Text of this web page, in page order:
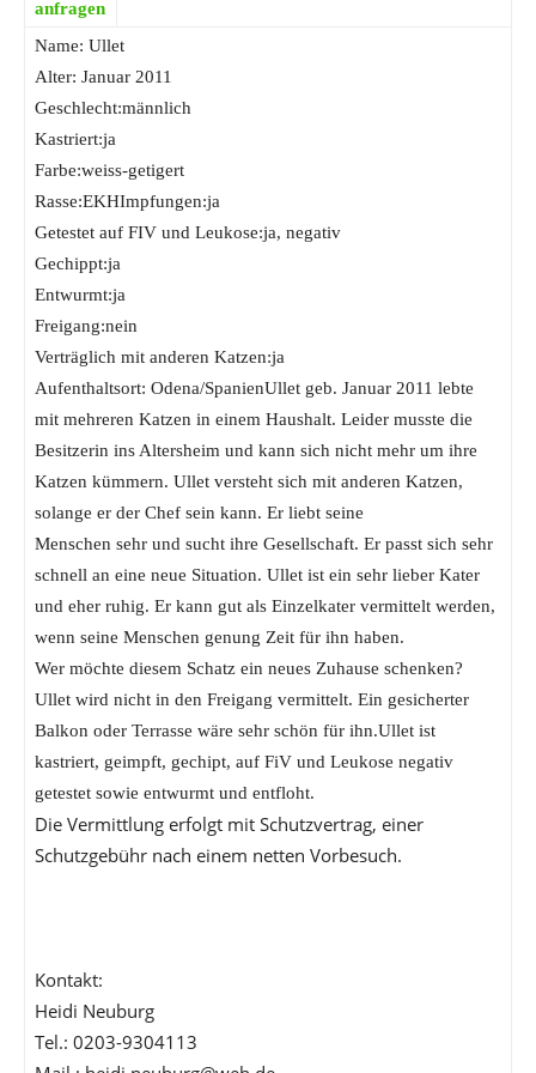
anfragen
Name: Ullet
Alter: Januar 2011
Geschlecht:männlich
Kastriert:ja
Farbe:weiss-getigert
Rasse:EKHImpfungen:ja
Getestet auf FIV und Leukose:ja, negativ
Gechippt:ja
Entwurmt:ja
Freigang:nein
Verträglich mit anderen Katzen:ja
Aufenthaltsort: Odena/SpanienUllet geb. Januar 2011 lebte
mit mehreren Katzen in einem Haushalt. Leider musste die
Besitzerin ins Altersheim und kann sich nicht mehr um ihre
Katzen kümmern. Ullet versteht sich mit anderen Katzen,
solange er der Chef sein kann. Er liebt seine
Menschen sehr und sucht ihre Gesellschaft. Er passt sich sehr
schnell an eine neue Situation. Ullet ist ein sehr lieber Kater
und eher ruhig. Er kann gut als Einzelkater vermittelt werden,
wenn seine Menschen genung Zeit für ihn haben.
Wer möchte diesem Schatz ein neues Zuhause schenken?
Ullet wird nicht in den Freigang vermittelt. Ein gesicherter
Balkon oder Terrasse wäre sehr schön für ihn.Ullet ist
kastriert, geimpft, gechipt, auf FiV und Leukose negativ
getestet sowie entwurmt und entfloht.
Die Vermittlung erfolgt mit Schutzvertrag, einer
Schutzgebühr nach einem netten Vorbesuch.
Kontakt:
Heidi Neuburg
Tel.: 0203-9304113